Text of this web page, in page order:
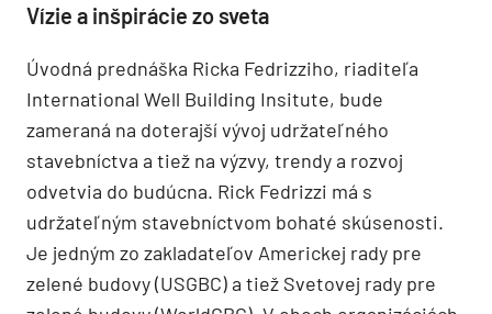
Vízie a inšpirácie zo sveta
Úvodná prednáška Ricka Fedrizziho, riaditeľa
International Well Building Insitute, bude
zameraná na doterajší vývoj udržateľného
stavebníctva a tiež na výzvy, trendy a rozvoj
odvetvia do budúcna. Rick Fedrizzi má s
udržateľným stavebníctvom bohaté skúsenosti.
Je jedným zo zakladateľov Americkej rady pre
zelené budovy (USGBC) a tiež Svetovej rady pre